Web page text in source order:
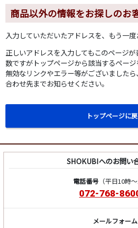
商品以外の情報をお探しのお
入力していただいたアドレスを、もう一度
正しいアドレスを入力してもこのページ
数ですがトップページから該当するペー
無効なリンクやエラー等がございました
合わせ先までお知らせください。
トップページに
SHOKUBIへのお問い
電話番号（平日10時～
072-768-
メールフォーム